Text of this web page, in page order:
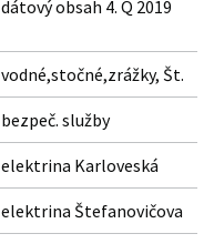
dátový obsah 4. Q 2019
vodné,stočné,zrážky, Št.
bezpeč. služby
elektrina Karloveská
elektrina Štefanovičova